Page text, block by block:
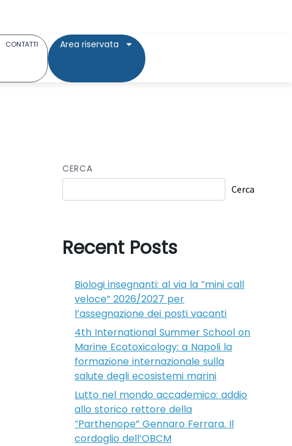
CONTATTI Area riservata
CERCA
Cerca
Recent Posts
Biologi insegnanti: al via la “mini call
veloce” 2026/2027 per
l’assegnazione dei posti vacanti
4th International Summer School on
Marine Ecotoxicology: a Napoli la
formazione internazionale sulla
salute degli ecosistemi marini
Lutto nel mondo accademico: addio
allo storico rettore della
“Parthenope” Gennaro Ferrara. Il
cordoglio dell’OBCM